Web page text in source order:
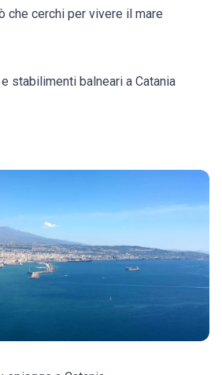
che cerchi per vivere il mare
stabilimenti balneari a Catania